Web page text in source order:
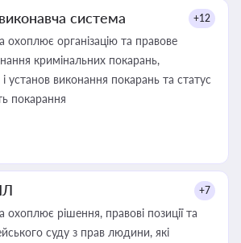
система +12
охоплює організацію та правове
кримінальних покарань,
і установ виконання покарань та статус
покарання
+7
охоплює рішення, правові позиції та
суду з прав людини, які